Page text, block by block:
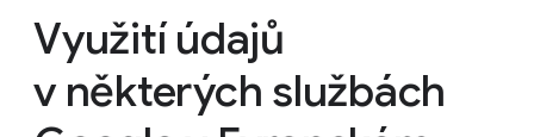
Využití údajů
v některých službách